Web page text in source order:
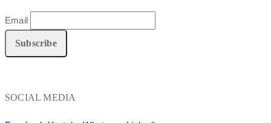
Email
SOCIAL MEDIA